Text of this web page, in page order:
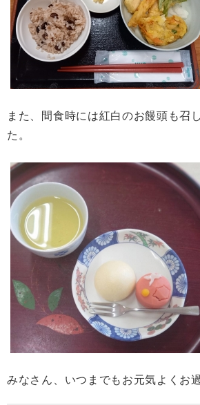
また、間食時には紅白のお饅頭も召
た。
みなさん、いつまでもお元気よくお